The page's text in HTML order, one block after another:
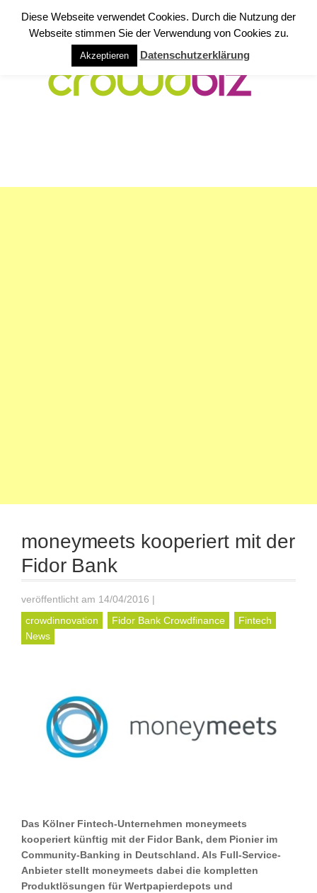
moneymeets kooperiert mit der
Fidor Bank
veröffentlicht am 14/04/2016 |
crowdinnovation
Fidor Bank Crowdfinance
Fintech
News
Das Kölner Fintech-Unternehmen moneymeets
kooperiert künftig mit der Fidor Bank, dem Pionier im
Community-Banking in Deutschland. Als Full-Service-
Anbieter stellt moneymeets dabei die kompletten
Produktlösungen für Wertpapierdepots und
Diese Webseite verwendet Cookies. Durch die Nutzung der
Webseite stimmen Sie der Verwendung von Cookies zu.
Akzeptieren Datenschutzerklärung